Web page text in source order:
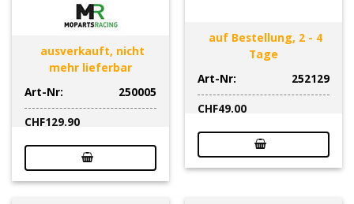
ausverkauft, nicht
mehr lieferbar
Art-Nr:
250005
CHF129.90
auf Bestellung, 2 - 4
Tage
Art-Nr:
252129
CHF49.00